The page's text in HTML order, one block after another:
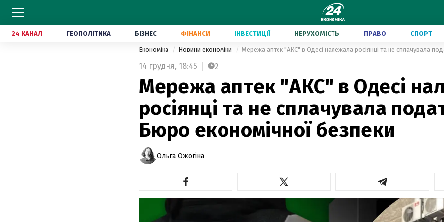
24 КАНАЛ ГЕОПОЛІТИКА БІЗНЕС ФІНАНСИ ІНВЕСТИЦІЇ НЕРУХОМІСТЬ ПРАВО СПОРТ
Економіка Новини економіки
14 грудня, 18:45 2
Мережа аптек "АКС" в Одесі
росіянці та не сплачувала
Бюро економічної безпеки
Ольга Ожогіна